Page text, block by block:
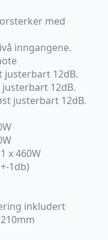
med
inngangene.
justerbart 12dB.
12dB.
justerbart 12dB.
x 460W
1db)
inkludert